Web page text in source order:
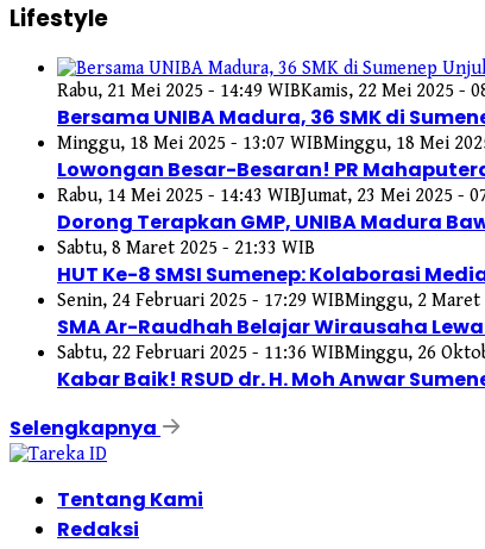
Lifestyle
Rabu, 21 Mei 2025 - 14:49 WIBKamis, 22 Mei 2025 -
Bersama UNIBA Madura, 36 SMK di
Minggu, 18 Mei 2025 - 13:07 WIBMinggu, 18 Mei
Lowongan Besar-Besaran! PR
Rabu, 14 Mei 2025 - 14:43 WIBJumat, 23 Mei 2025 -
Dorong Terapkan GMP, UNIBA Madura
Sabtu, 8 Maret 2025 - 21:33 WIB
HUT Ke-8 SMSI Sumenep: Kolaborasi
Senin, 24 Februari 2025 - 17:29 WIBMinggu, 2 Maret
SMA Ar-Raudhah Belajar Wirausaha
Sabtu, 22 Februari 2025 - 11:36 WIBMinggu, 26
Kabar Baik! RSUD dr. H. Moh Anwar
Selengkapnya
Tentang Kami
Redaksi